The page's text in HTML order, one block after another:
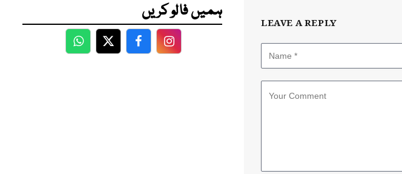
LEAVE A REPLY
ہمیں فالو کریں
WhatsApp
TwitterFacebookFacebook